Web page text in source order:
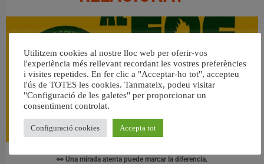
👀 Una mirada atenta puede marcar la diferencia.
Utilitzem cookies al nostre lloc web per oferir-vos
l'experiència més rellevant recordant les vostres preferències
i visites repetides. En fer clic a "Acceptar-ho tot", accepteu
l'ús de TOTES les cookies. Tanmateix, podeu visitar
"Configuració de les galetes" per proporcionar un
consentiment controlat.
Configuració cookies Accepta tot